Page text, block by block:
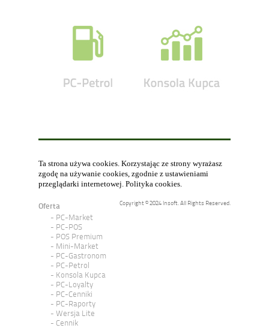
Ta strona używa cookies. Korzystając ze strony wyrażasz
zgodę na używanie cookies, zgodnie z ustawieniami
przeglądarki internetowej. Polityka cookies.
Copyright © 2024 Insoft. All Rights Reserved.
Oferta
PC-Market
PC-POS
POS Premium
Mini-Market
PC-Gastronom
PC-Petrol
Konsola Kupca
PC-Loyalty
PC-Cenniki
PC-Raporty
Wersja Lite
Cennik